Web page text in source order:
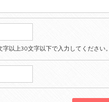
字以上30文字以下で入力してください。